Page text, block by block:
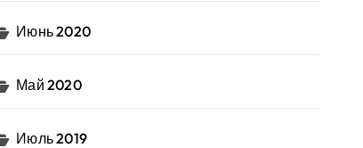
Июнь 2020
Май 2020
Июль 2019